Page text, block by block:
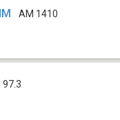
AM 1410
97.3